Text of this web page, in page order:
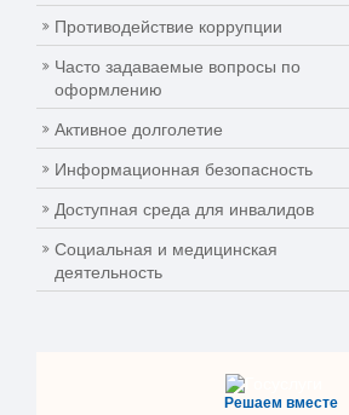
Противодействие коррупции
Часто задаваемые вопросы по
оформлению
Активное долголетие
Информационная безопасность
Доступная среда для инвалидов
Социальная и медицинская
деятельность
Решаем вместе